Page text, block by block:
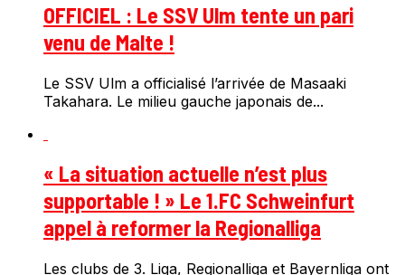
OFFICIEL : Le SSV Ulm tente un pari
venu de Malte !
Le SSV Ulm a officialisé l’arrivée de Masaaki
Takahara. Le milieu gauche japonais de...
« La situation actuelle n’est plus
supportable ! » Le 1.FC Schweinfurt
appel à reformer la Regionalliga
Les clubs de 3. Liga, Regionalliga et Bayernliga ont